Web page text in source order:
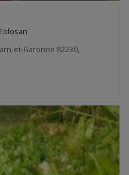
et-Garonne 82230,